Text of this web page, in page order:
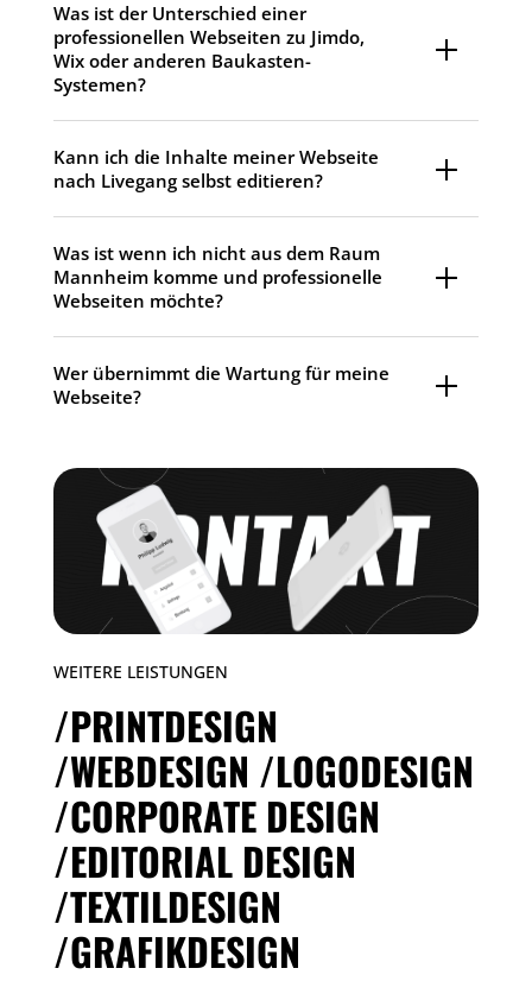
Was ist der Unterschied einer
professionellen Webseiten zu Jimdo,
Wix oder anderen Baukasten-
Systemen?
Kann ich die Inhalte meiner Webseite
nach Livegang selbst editieren?
Was ist wenn ich nicht aus dem Raum
Mannheim komme und professionelle
Webseiten möchte?
Wer übernimmt die Wartung für meine
Webseite?
WEITERE LEISTUNGEN
/PRINTDESIGN
/WEBDESIGN /LOGODESIGN
/CORPORATE DESIGN
/EDITORIAL DESIGN
/TEXTILDESIGN
/GRAFIKDESIGN